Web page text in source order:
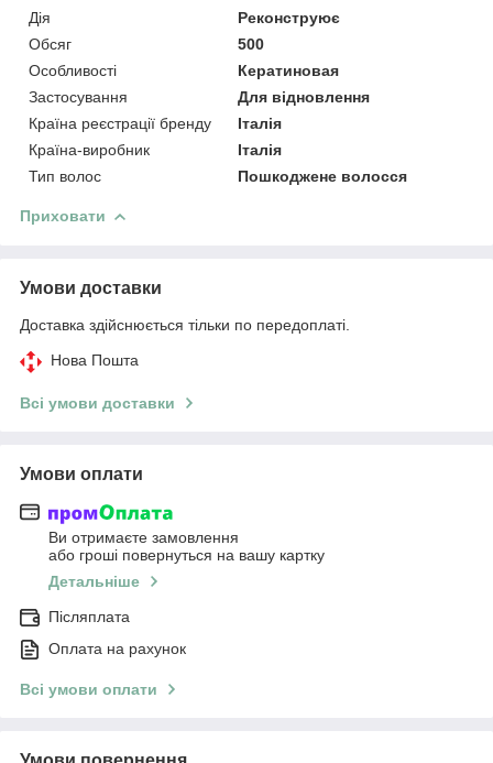
Дія
Реконструює
Обсяг
500
Особливості
Кератиновая
Застосування
Для відновлення
Країна реєстрації бренду
Італія
Країна-виробник
Італія
Тип волос
Пошкоджене волосся
Приховати
Умови доставки
Доставка здійснюється тільки по передоплаті.
Нова Пошта
Всі умови доставки
Умови оплати
Ви отримаєте замовлення
або гроші повернуться на вашу картку
Детальніше
Післяплата
Оплата на рахунок
Всі умови оплати